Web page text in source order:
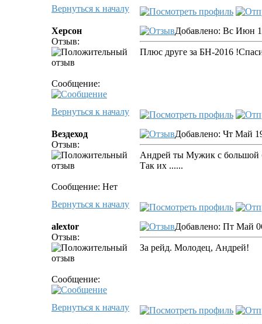
Вернуться к началу
Херсон
Отзыв:
Сообщение:
Добавлено: Вс Июн
Плюс друге за БН-2016
Вернуться к началу
Вездеход
Отзыв:
Сообщение: Нет
Добавлено: Чт Май
Андрей ты Мужик с большой
Так их ......
Вернуться к началу
alextor
Отзыв:
Сообщение:
Добавлено: Пт Май
За рейд. Молодец, Андрей!
Вернуться к началу